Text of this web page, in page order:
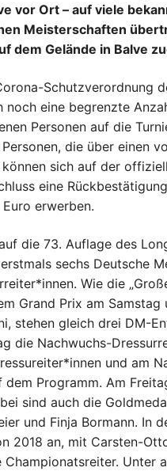
vor Ort – auf viele
Meisterschaften
dem Gelände in Balve
Schutzverordnung
eine begrenzte
Personen auf die
die über einen
können sich auf der
eine
erwerben.
die 73. Auflage des
sechs Deutsche
Wie die
Grand Prix am
stehen gleich drei DM-
die Nachwuchs-
und am
Programm. Am
sind auch die
und Finja Bormann.
2018 an, mit Carsten-
Unter